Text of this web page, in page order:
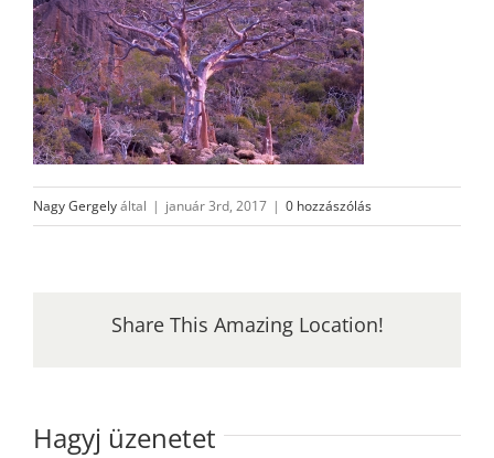
Nagy Gergelyáltal | január 3rd, 2017 | 0 hozzászólás
Share This Amazing Location!
Hagyj üzenetet